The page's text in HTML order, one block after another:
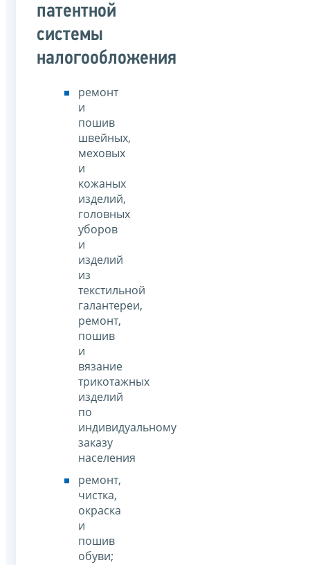
патентной
системы
налогообложения
ремонт
и
пошив
швейных,
меховых
и
кожаных
изделий,
головных
уборов
и
изделий
из
текстильной
галантереи,
ремонт,
пошив
и
вязание
трикотажных
изделий
по
индивидуальному
заказу
населения
ремонт,
чистка,
окраска
и
пошив
обуви;